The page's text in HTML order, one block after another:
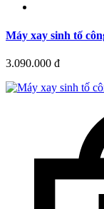
Máy xay sinh tố
3.090.000 đ